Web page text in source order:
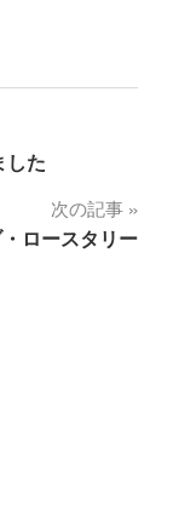
した
次の記事
ロースタリー